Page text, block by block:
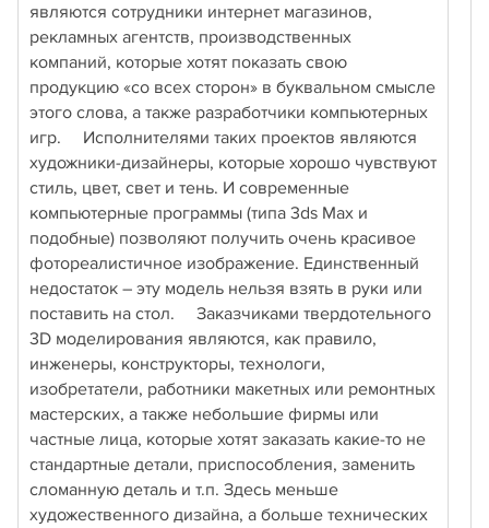
являются сотрудники интернет магазинов,
рекламных агентств, производственных
компаний, которые хотят показать свою
продукцию «со всех сторон» в буквальном смысле
этого слова, а также разработчики компьютерных
игр. Исполнителями таких проектов являются
художники-дизайнеры, которые хорошо чувствуют
стиль, цвет, свет и тень. И современные
компьютерные программы (типа 3ds Max и
подобные) позволяют получить очень красивое
фотореалистичное изображение. Единственный
недостаток – эту модель нельзя взять в руки или
поставить на стол. Заказчиками твердотельного
3D моделирования являются, как правило,
инженеры, конструкторы, технологи,
изобретатели, работники макетных или ремонтных
мастерских, а также небольшие фирмы или
частные лица, которые хотят заказать какие-то не
стандартные детали, приспособления, заменить
сломанную деталь и т.п. Здесь меньше
художественного дизайна, а больше технических